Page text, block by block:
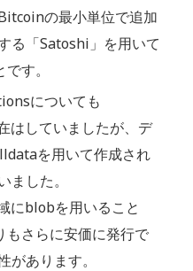
の最小単位で追加
る「Satoshi」を用いて
す。
についても
はしていましたが、デ
を用いて作成され
した。
にblobを用いること
さらに安価に発行で
があります。